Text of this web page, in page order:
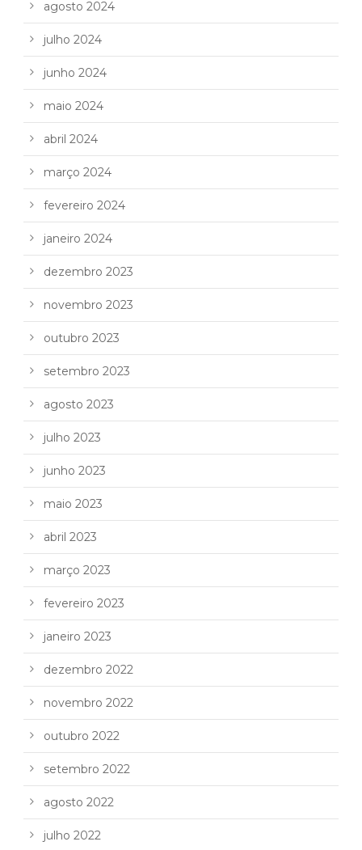
agosto 2024
julho 2024
junho 2024
maio 2024
abril 2024
março 2024
fevereiro 2024
janeiro 2024
dezembro 2023
novembro 2023
outubro 2023
setembro 2023
agosto 2023
julho 2023
junho 2023
maio 2023
abril 2023
março 2023
fevereiro 2023
janeiro 2023
dezembro 2022
novembro 2022
outubro 2022
setembro 2022
agosto 2022
julho 2022